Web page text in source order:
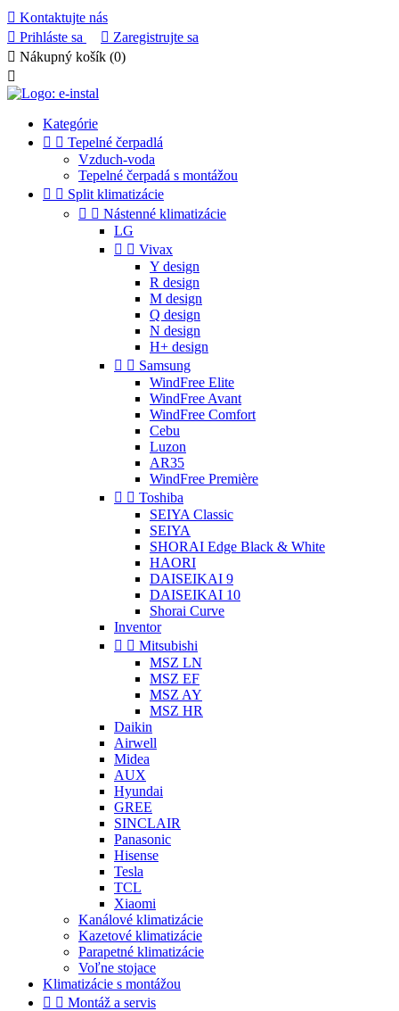
 Kontaktujte nás
 Prihláste sa  Zaregistrujte sa
 Nákupný košík (0)

Kategórie
  Tepelné čerpadlá
Vzduch-voda
Tepelné čerpadá s montážou
  Split klimatizácie
  Nástenné klimatizácie
LG
  Vivax
Y design
R design
M design
Q design
N design
H+ design
  Samsung
WindFree Elite
WindFree Avant
WindFree Comfort
Cebu
Luzon
AR35
WindFree Première
  Toshiba
SEIYA Classic
SEIYA
SHORAI Edge Black & White
HAORI
DAISEIKAI 9
DAISEIKAI 10
Shorai Curve
Inventor
  Mitsubishi
MSZ LN
MSZ EF
MSZ AY
MSZ HR
Daikin
Airwell
Midea
AUX
Hyundai
GREE
SINCLAIR
Panasonic
Hisense
Tesla
TCL
Xiaomi
Kanálové klimatizácie
Kazetové klimatizácie
Parapetné klimatizácie
Voľne stojace
Klimatizácie s montážou
  Montáž a servis